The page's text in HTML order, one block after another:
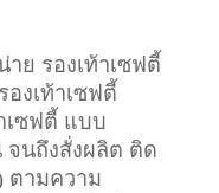
ย รองเท้าเซฟตี้
งเท้าเซฟตี้
เซฟตี้ แบบ
จนถึงสั่งผลิต ติด
ตามความ